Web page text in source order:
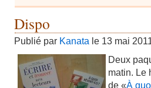
Dispo
Publié par Kanata le 13 mai
Deux
matin. Le
de «À